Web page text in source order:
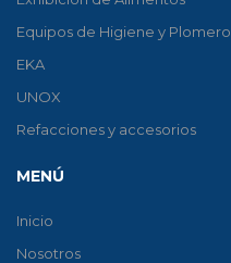
Equipos de Higiene y Plomero
EKA
UNOX
Refacciones y accesorios
MENÚ
Inicio
Nosotros